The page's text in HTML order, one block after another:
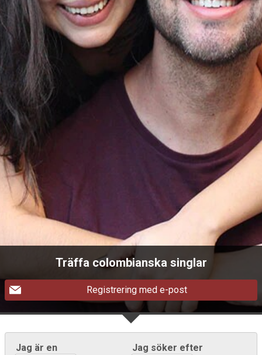
Träffa colombianska singlar
Registrering med e-post
Jag är en Jag söker efter